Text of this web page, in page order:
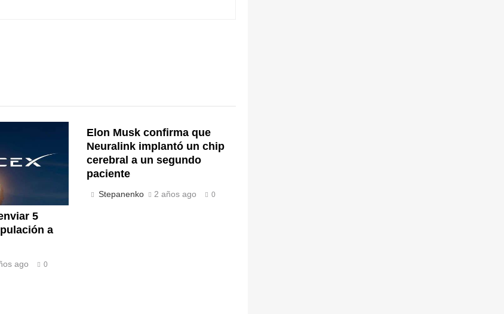
5
a
ago 0
Elon Musk confirma que
Neuralink implantó un chip
cerebral a un segundo
paciente
Stepanenko 2 años ago 0